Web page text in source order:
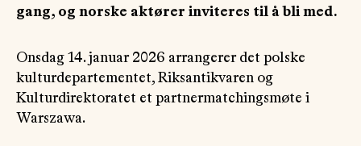
gang, og norske aktører inviteres til å bli med.
Onsdag 14. januar 2026 arrangerer det polske
kulturdepartementet, Riksantikvaren og
Kulturdirektoratet et partnermatchingsmøte i
Warszawa.